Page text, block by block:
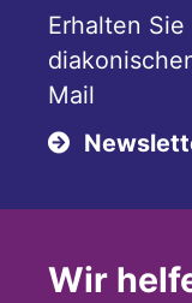
Erhalten
Mail
Wir